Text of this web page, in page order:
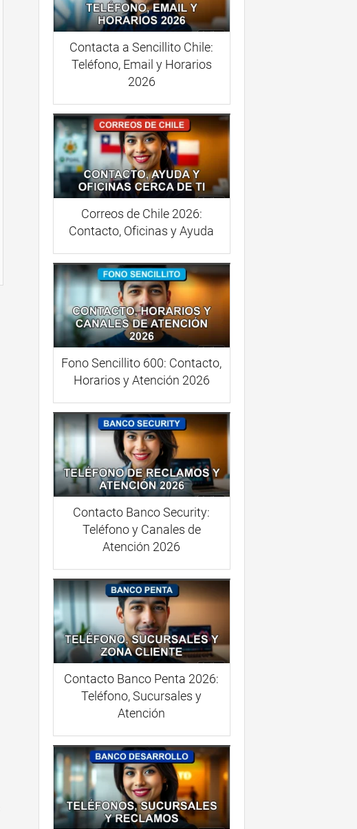
Contacta a Sencillito Chile:
Teléfono, Email y Horarios
2026
Correos de Chile 2026:
Contacto, Oficinas y Ayuda
Fono Sencillito 600: Contacto,
Horarios y Atención 2026
Contacto Banco Security:
Teléfono y Canales de
Atención 2026
Contacto Banco Penta 2026:
Teléfono, Sucursales y
Atención